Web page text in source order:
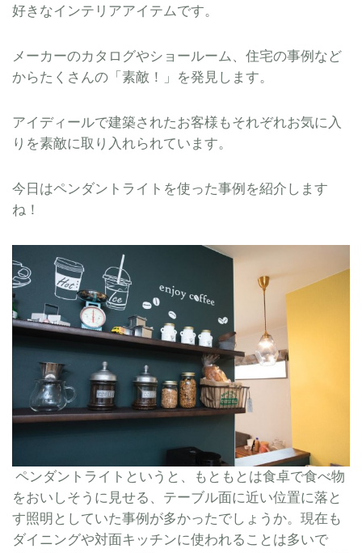
好きなインテリアアイテムです。
メーカーのカタログやショールーム、住宅の事例など
からたくさんの「素敵！」を発見します。
アイディールで建築されたお客様もそれぞれお気に入
りを素敵に取り入れられています。
今日はペンダントライトを使った事例を紹介します
ね！
ペンダントライトというと、もともとは食卓で食べ物
をおいしそうに見せる、テーブル面に近い位置に落と
す照明としていた事例が多かったでしょうか。現在も
ダイニングや対面キッチンに使われることは多いで